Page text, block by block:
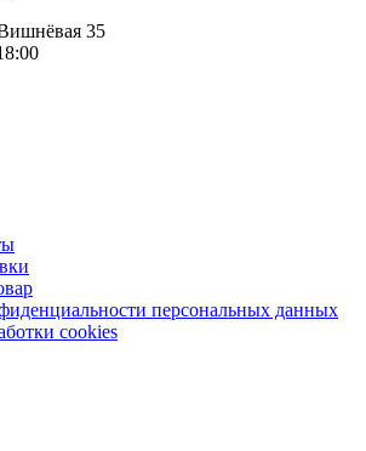
35
персональных данных
cookies